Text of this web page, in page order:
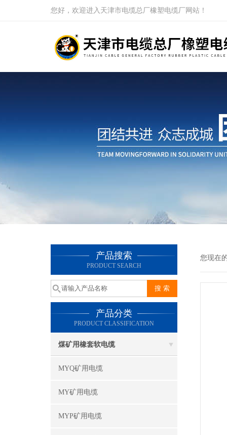
您好，欢迎进入天津市电缆总厂橡塑电缆厂网站！
产品搜索
PRODUCT SEARCH
产品分类
PRODUCT CLASSIFICATION
煤矿用橡套软电缆
MYQ矿用电缆
MY矿用电缆
MYP矿用电缆
您现在